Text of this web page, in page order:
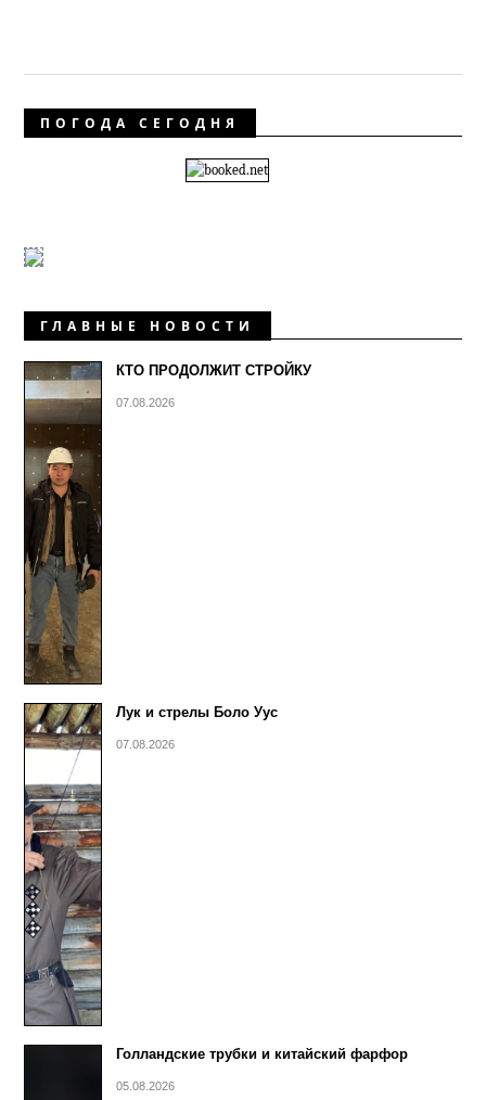
ПОГОДА СЕГОДНЯ
ГЛАВНЫЕ НОВОСТИ
КТО ПРОДОЛЖИТ СТРОЙКУ
07.08.2026
Лук и стрелы Боло Уус
07.08.2026
Голландские трубки и китайский фарфор
05.08.2026